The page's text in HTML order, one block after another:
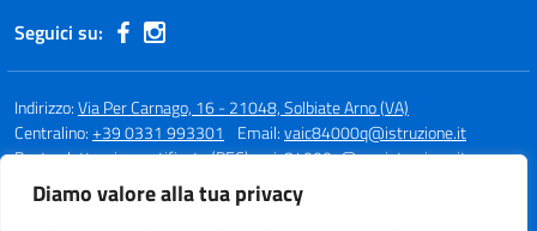
Diamo valore alla tua privacy
Seguici su:
Indirizzo:Via Per Carnago, 16 - 21048, Solbiate Arno (VA)
Centralino:+39 0331 993301 Email:vaic84000q@istruzione.it
Posta elettronica certificata (PEC):vaic84000q@pec.istruzione.it
Codice fiscale: 80015980123